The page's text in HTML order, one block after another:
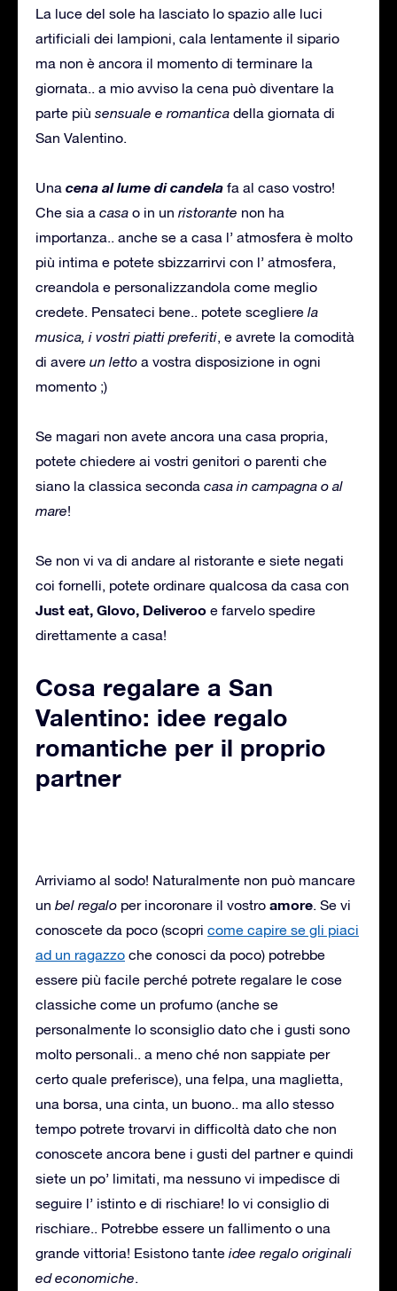
La luce del sole ha lasciato lo spazio alle luci
artificiali dei lampioni, cala lentamente il sipario
ma non è ancora il momento di terminare la
giornata.. a mio avviso la cena può diventare la
parte più sensuale e romantica della giornata di
San Valentino.
Una cena al lume di candela fa al caso vostro!
Che sia a casa o in un ristorante non ha
importanza.. anche se a casa l’ atmosfera è molto
più intima e potete sbizzarrirvi con l’ atmosfera,
creandola e personalizzandola come meglio
credete. Pensateci bene.. potete scegliere la
musica, i vostri piatti preferiti, e avrete la comodità
di avere un letto a vostra disposizione in ogni
momento ;)
Se magari non avete ancora una casa propria,
potete chiedere ai vostri genitori o parenti che
siano la classica seconda casa in campagna o al
mare!
Se non vi va di andare al ristorante e siete negati
coi fornelli, potete ordinare qualcosa da casa con
Just eat, Glovo, Deliveroo e farvelo spedire
direttamente a casa!
Cosa regalare a San
Valentino: idee regalo
romantiche per il proprio
partner
Arriviamo al sodo! Naturalmente non può mancare
un bel regalo per incoronare il vostro amore. Se vi
conoscete da poco (scopri come capire se gli piaci
ad un ragazzo che conosci da poco) potrebbe
essere più facile perché potrete regalare le cose
classiche come un profumo (anche se
personalmente lo sconsiglio dato che i gusti sono
molto personali.. a meno ché non sappiate per
certo quale preferisce), una felpa, una maglietta,
una borsa, una cinta, un buono.. ma allo stesso
tempo potrete trovarvi in difficoltà dato che non
conoscete ancora bene i gusti del partner e quindi
siete un po’ limitati, ma nessuno vi impedisce di
seguire l’ istinto e di rischiare! Io vi consiglio di
rischiare.. Potrebbe essere un fallimento o una
grande vittoria! Esistono tante idee regalo originali
ed economiche.